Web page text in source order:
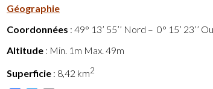
Géographie
Coordonnées : 49° 13’ 55’’ Nord – 0° 15’ 23’’
Altitude : Min. 1m Max. 49m
Superficie : 8,42 km2